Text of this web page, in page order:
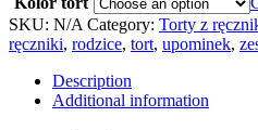
SKU: N/A Category: Torty z
ręczniki, rodzice, tort, upominek,
Description
Additional information